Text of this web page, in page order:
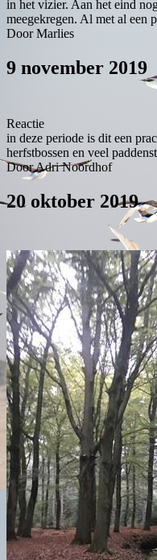
in het vizier. Aan het eind
meegekregen. Al met al een
Door Marlies
9 november 2019
Reactie
in deze periode is dit een
herfstbossen en veel
Door Adri Noordhof
20 oktober 2019